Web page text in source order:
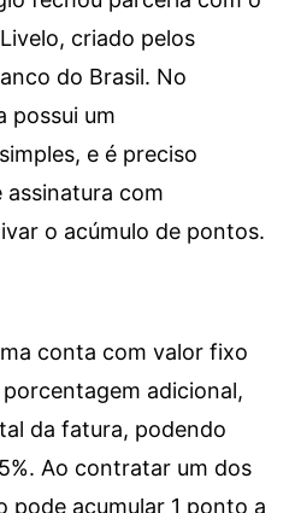
criado pelos
do Brasil. No
possui um
e é preciso
assinatura com
o acúmulo de pontos.
conta com valor fixo
adicional,
da fatura, podendo
Ao contratar um dos
pode acumular 1 ponto a